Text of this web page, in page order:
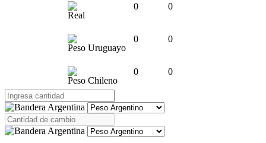
Real
0 0
Peso Uruguayo
0 0
Peso Chileno
0 0